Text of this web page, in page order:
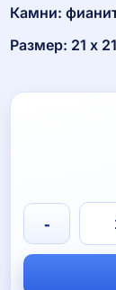
Камни:
Размер: 21 х
Количество
товара
Кулон
с
-